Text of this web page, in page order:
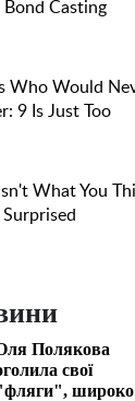
Полякова
свої
широко